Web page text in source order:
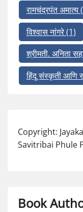
रामचंद्रपंत अमात्य
विश्वास नांगरे(1)
श्रीमती. अनिता
हिंदू संस्कृती आणि
Copyright:
Savitribai Phule
Book